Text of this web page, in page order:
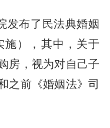
发布了民法典婚姻
施），其中，关于
房，视为对自己子
之前《婚姻法》司